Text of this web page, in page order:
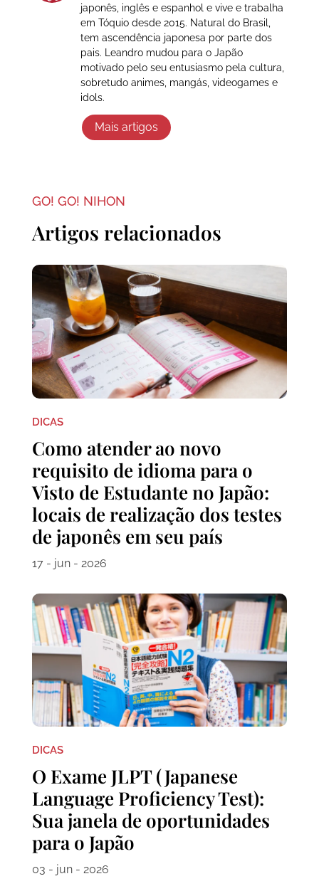
japonês, inglês e espanhol e vive e trabalha
em Tóquio desde 2015. Natural do Brasil,
tem ascendência japonesa por parte dos
pais. Leandro mudou para o Japão
motivado pelo seu entusiasmo pela cultura,
sobretudo animes, mangás, videogames e
idols.
Mais artigos
GO! GO! NIHON
Artigos relacionados
DICAS
Como atender ao novo
requisito de idioma para o
Visto de Estudante no Japão:
locais de realização dos testes
de japonês em seu país
17 - jun - 2026
DICAS
O Exame JLPT (Japanese
Language Proficiency Test):
Sua janela de oportunidades
para o Japão
03 - jun - 2026